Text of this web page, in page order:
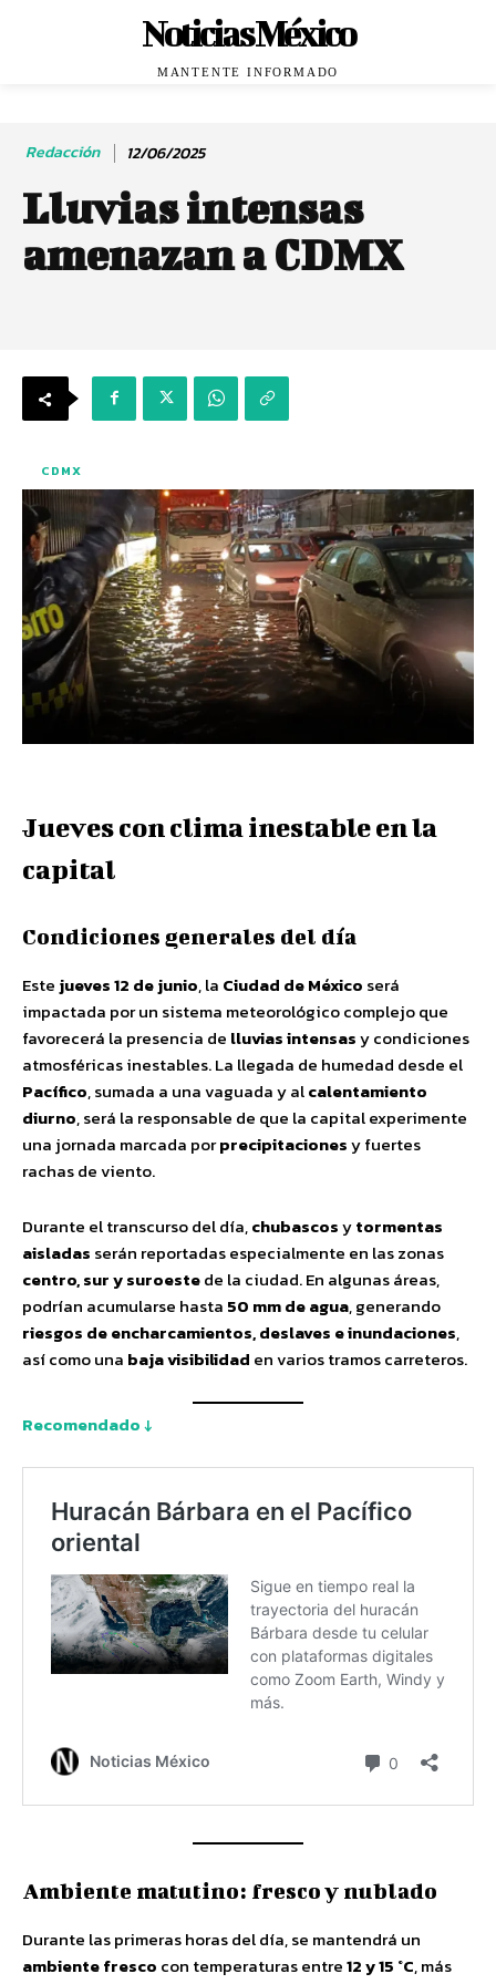
Noticias México
MANTENTE INFORMADO
Redacción 12/06/2025
Lluvias intensas
amenazan a CDMX
CDMX
Jueves con clima inestable en la
capital
Condiciones generales del día
Este jueves 12 de junio, la Ciudad de México será
impactada por un sistema meteorológico complejo que
favorecerá la presencia de lluvias intensasy condiciones
atmosféricas inestables. La llegada de humedad desde el
Pacífico, sumada a una vaguada y alcalentamiento
diurno, será la responsable de que la capital experimente
una jornada marcada porprecipitacionesy fuertes
rachas de viento.
Durante el transcurso del día,chubascosytormentas
aisladas serán reportadas especialmente en las zonas
centro, sur y suroestede la ciudad. En algunas áreas,
podrían acumularse hasta 50 mm de agua, generando
riesgos de encharcamientos, deslaves e inundaciones,
así como una baja visibilidad en varios tramos carreteros.
Recomendado ↓
Ambiente matutino: fresco y nublado
Durante las primeras horas del día, se mantendrá un
ambiente fresco con temperaturas entre12 y 15 °C, más